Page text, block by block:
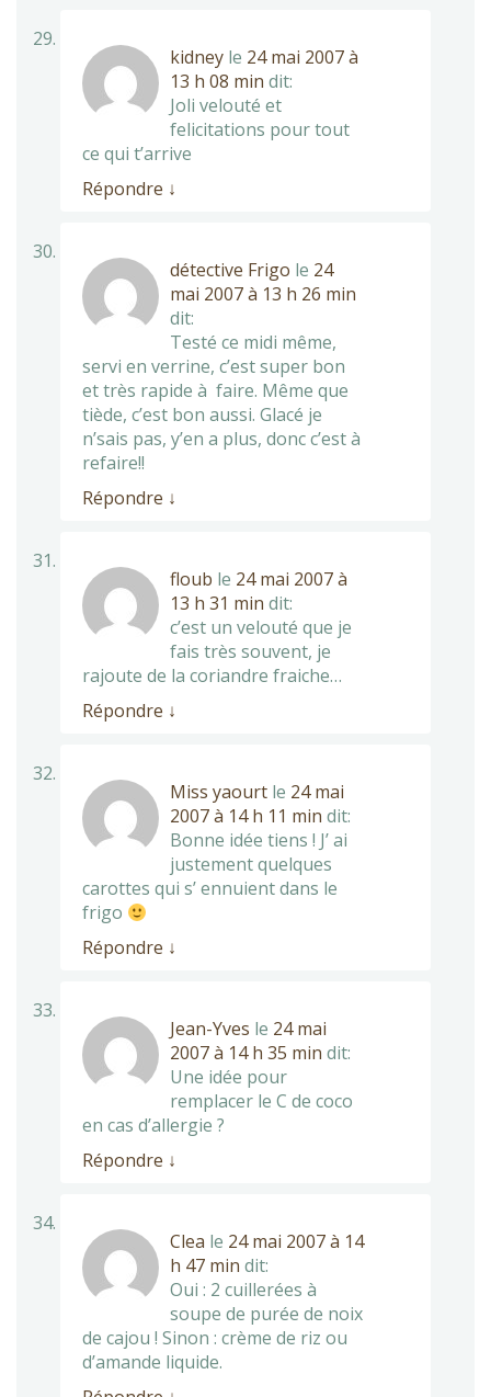
kidney le 24 mai 2007 à
13 h 08 min dit:
Joli velouté et
felicitations pour tout
ce qui t’arrive
Répondre ↓
détective Frigo le 24
mai 2007 à 13 h 26 min
dit:
Testé ce midi même,
servi en verrine, c’est super bon
et très rapide à faire. Même que
tiède, c’est bon aussi. Glacé je
n’sais pas, y’en a plus, donc c’est à
refaire!!
Répondre ↓
floub le 24 mai 2007 à
13 h 31 min dit:
c’est un velouté que je
fais très souvent, je
rajoute de la coriandre fraiche…
Répondre ↓
Miss yaourt le 24 mai
2007 à 14 h 11 min dit:
Bonne idée tiens ! J’ ai
justement quelques
carottes qui s’ ennuient dans le
frigo
Répondre ↓
Jean-Yves le 24 mai
2007 à 14 h 35 min dit:
Une idée pour
remplacer le C de coco
en cas d’allergie ?
Répondre ↓
Clea le 24 mai 2007 à 14
h 47 min dit:
Oui : 2 cuillerées à
soupe de purée de noix
de cajou ! Sinon : crème de riz ou
d’amande liquide.